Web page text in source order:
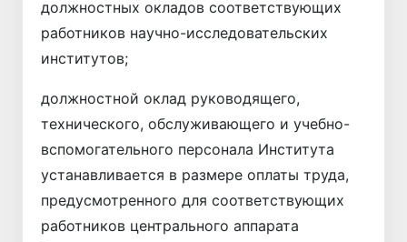
должностных окладов соответствующих
работников научно-исследовательских
институтов;
должностной оклад руководящего,
технического, обслуживающего и учебно-
вспомогательного персонала Института
устанавливается в размере оплаты труда,
предусмотренного для соответствующих
работников центрального аппарата